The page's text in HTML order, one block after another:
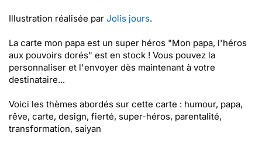
Illustration réalisée par Jolis jours.
La carte mon papa est un super héros "Mon papa, l'héros
aux pouvoirs dorés" est en stock ! Vous pouvez la
personnaliser et l'envoyer dès maintenant à votre
destinataire...
Voici les thèmes abordés sur cette carte : humour, papa,
rêve, carte, design, fierté, super-héros, parentalité,
transformation, saiyan